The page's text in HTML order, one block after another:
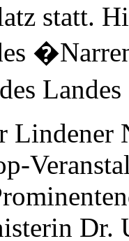
statt.
Landes
Dr.